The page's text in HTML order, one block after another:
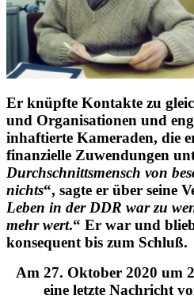
Er knüpfte Kontakte zu
und Organisationen und
inhaftierte Kameraden, die
finanzielle Zuwendungen
Durchschnittsmensch von
nichts“, sagte er über seine
Leben in der DDR war zu
mehr wert.“ Er war und
konsequent bis zum Schluß.
Am 27. Oktober 2020 um
eine letzte Nachricht